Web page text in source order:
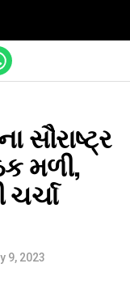
સૌરાષ્ટ્ર
મળી,
9, 2023